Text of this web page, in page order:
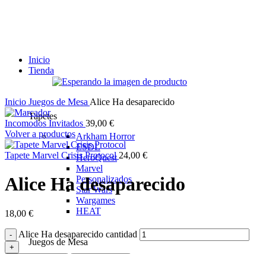
Inicio
Tienda
Tapetes
Arkham Horror
ESDL
HeroQuest
Marvel
Personalizados
Star Wars
Wargames
HEAT
Juegos de Mesa
Inicio Juegos de Mesa Alice Ha desaparecido
Incomodos Invitados 39,00 €
Volver a productos
Tapete Marvel Crisis Protocol 24,00 €
Alice Ha desaparecido
18,00 €
Alice Ha desaparecido cantidad